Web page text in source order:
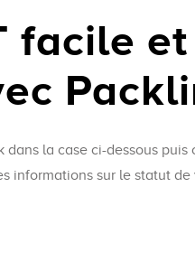
facile et
la case ci-dessous puis
informations sur le statut